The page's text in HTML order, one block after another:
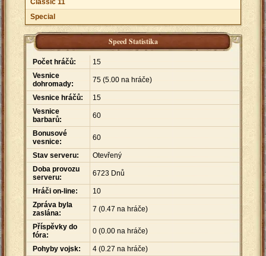
Classic 11
Special
Speed Statistika
Počet hráčů:
15
Vesnice
dohromady:
75 (5.00 na hráče)
Vesnice hráčů:
15
Vesnice
barbarů:
60
Bonusové
vesnice:
60
Stav serveru:
Otevřený
Doba provozu
serveru:
6723 Dnů
Hráči on-line:
10
Zpráva byla
zaslána:
7 (0.47 na hráče)
Příspěvky do
fóra:
0 (0.00 na hráče)
Pohyby vojsk:
4 (0.27 na hráče)